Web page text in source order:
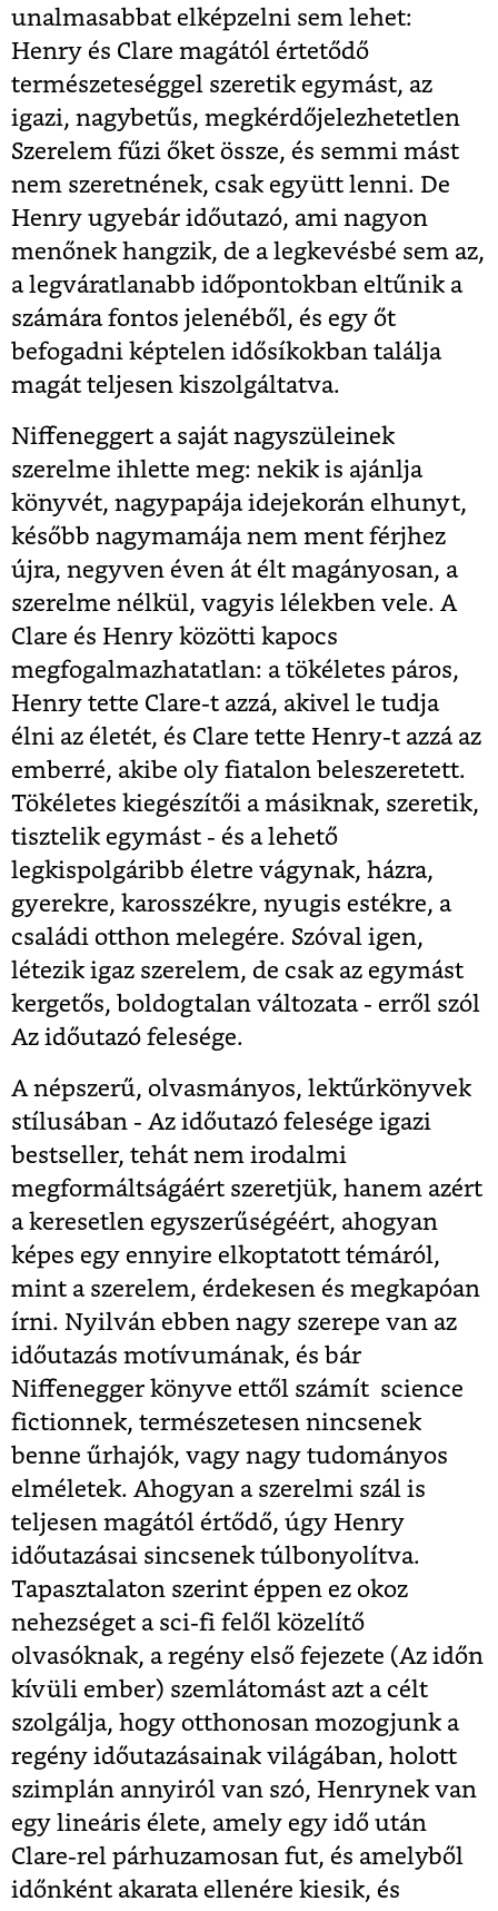
unalmasabbat elképzelni sem lehet:
Henry és Clare magától értetődő
természeteséggel szeretik egymást, az
igazi, nagybetűs, megkérdőjelezhetetlen
Szerelem fűzi őket össze, és semmi mást
nem szeretnének, csak együtt lenni. De
Henry ugyebár időutazó, ami nagyon
menőnek hangzik, de a legkevésbé sem az,
a legváratlanabb időpontokban eltűnik a
számára fontos jelenéből, és egy őt
befogadni képtelen idősíkokban találja
magát teljesen kiszolgáltatva.
Niffeneggert a saját nagyszüleinek
szerelme ihlette meg: nekik is ajánlja
könyvét, nagypapája idejekorán elhunyt,
később nagymamája nem ment férjhez
újra, negyven éven át élt magányosan, a
szerelme nélkül, vagyis lélekben vele. A
Clare és Henry közötti kapocs
megfogalmazhatatlan: a tökéletes páros,
Henry tette Clare-t azzá, akivel le tudja
élni az életét, és Clare tette Henry-t azzá az
emberré, akibe oly fiatalon beleszeretett.
Tökéletes kiegészítői a másiknak, szeretik,
tisztelik egymást - és a lehető
legkispolgáribb életre vágynak, házra,
gyerekre, karosszékre, nyugis estékre, a
családi otthon melegére. Szóval igen,
létezik igaz szerelem, de csak az egymást
kergetős, boldogtalan változata - erről szól
Az időutazó felesége.
A népszerű, olvasmányos, lektűrkönyvek
stílusában - Az időutazó felesége igazi
bestseller, tehát nem irodalmi
megformáltságáért szeretjük, hanem azért
a keresetlen egyszerűségéért, ahogyan
képes egy ennyire elkoptatott témáról,
mint a szerelem, érdekesen és megkapóan
írni. Nyilván ebben nagy szerepe van az
időutazás motívumának, és bár
Niffenegger könyve ettől számít science
fictionnek, természetesen nincsenek
benne űrhajók, vagy nagy tudományos
elméletek. Ahogyan a szerelmi szál is
teljesen magától értődő, úgy Henry
időutazásai sincsenek túlbonyolítva.
Tapasztalaton szerint éppen ez okoz
nehezséget a sci-fi felől közelítő
olvasóknak, a regény első fejezete (Az időn
kívüli ember) szemlátomást azt a célt
szolgálja, hogy otthonosan mozogjunk a
regény időutazásainak világában, holott
szimplán annyiról van szó, Henrynek van
egy lineáris élete, amely egy idő után
Clare-rel párhuzamosan fut, és amelyből
időnként akarata ellenére kiesik, és